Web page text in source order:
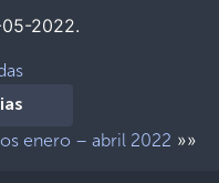
2022.
enero – abril 2022 »»